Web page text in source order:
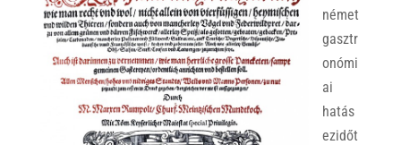
német
gasztr
onómi
ai
hatás
ezidőt